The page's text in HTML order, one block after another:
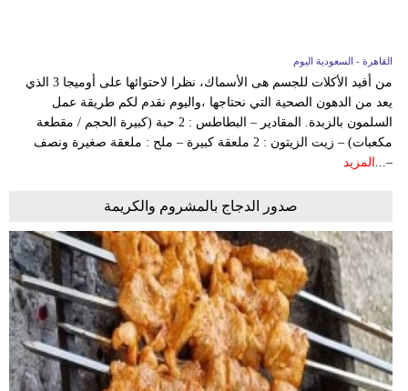
القاهرة - السعودية اليوم
من أفيد الأكلات للجسم هى الأسماك، نظرا لاحتوائها على أوميجا 3 الذي
يعد من الدهون الصحية التي نحتاجها ،واليوم نقدم لكم طريقة عمل
السلمون بالزبدة. المقادير – البطاطس : 2 حبة (كبيرة الحجم / مقطعة
مكعبات) – زيت الزيتون : 2 ملعقة كبيرة – ملح : ملعقة صغيرة ونصف
–... المزيد
صدور الدجاج بالمشروم والكريمة